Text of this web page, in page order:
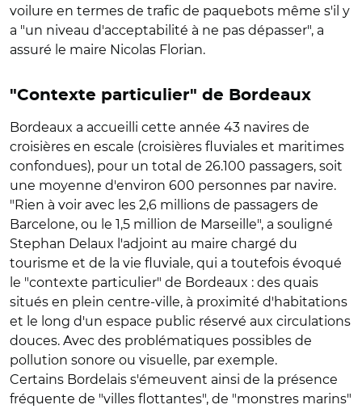
voilure en termes de trafic de paquebots même s'il y
a "un niveau d'acceptabilité à ne pas dépasser", a
assuré le maire Nicolas Florian.
"Contexte particulier" de Bordeaux
Bordeaux a accueilli cette année 43 navires de
croisières en escale (croisières fluviales et maritimes
confondues), pour un total de 26.100 passagers, soit
une moyenne d'environ 600 personnes par navire.
"Rien à voir avec les 2,6 millions de passagers de
Barcelone, ou le 1,5 million de Marseille", a souligné
Stephan Delaux l'adjoint au maire chargé du
tourisme et de la vie fluviale, qui a toutefois évoqué
le "contexte particulier" de Bordeaux : des quais
situés en plein centre-ville, à proximité d'habitations
et le long d'un espace public réservé aux circulations
douces. Avec des problématiques possibles de
pollution sonore ou visuelle, par exemple.
Certains Bordelais s'émeuvent ainsi de la présence
fréquente de "villes flottantes", de "monstres marins"